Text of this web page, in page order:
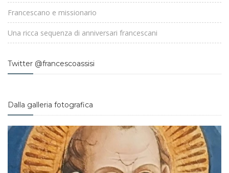
Francescano e missionario
Una ricca sequenza di anniversari francescani
Twitter @francescoassisi
Dalla galleria fotografica